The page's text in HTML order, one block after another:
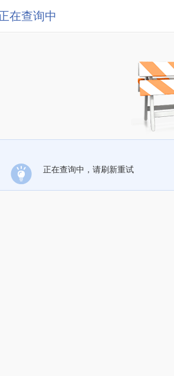
在查询中
正在查询中，请刷新重试